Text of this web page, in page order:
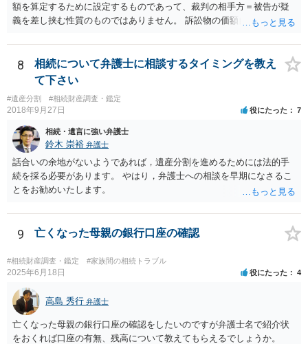
額を算定するために設定するものであって、裁判の相手方＝被告が疑
義を差し挟む性質のものではありません。 訴訟物の価額自体が裁判の
したとしても、変更されることはありません。
8
相続について弁護士に相談するタイミングを教え
て下さい
#遺産分割 #相続財産調査・鑑定
2018年9月27日 役にたった 7
相続・遺言に強い弁護士
鈴木 崇裕 弁護士
話合いの余地がないようであれば，遺産分割を進めるためには法的手
続を採る必要があります。 やはり，弁護士への相談を早期になさるこ
とをお勧めいたします。
9 亡くなった母親の銀行口座の確認
#相続財産調査・鑑定 #家族間の相続トラブル
2025年6月18日 役にたった 4
高島 秀行 弁護士
亡くなった母親の銀行口座の確認をしたいのですが弁護士名で紹介状
をおくれば口座の有無、残高について教えてもらえるでしょうか。